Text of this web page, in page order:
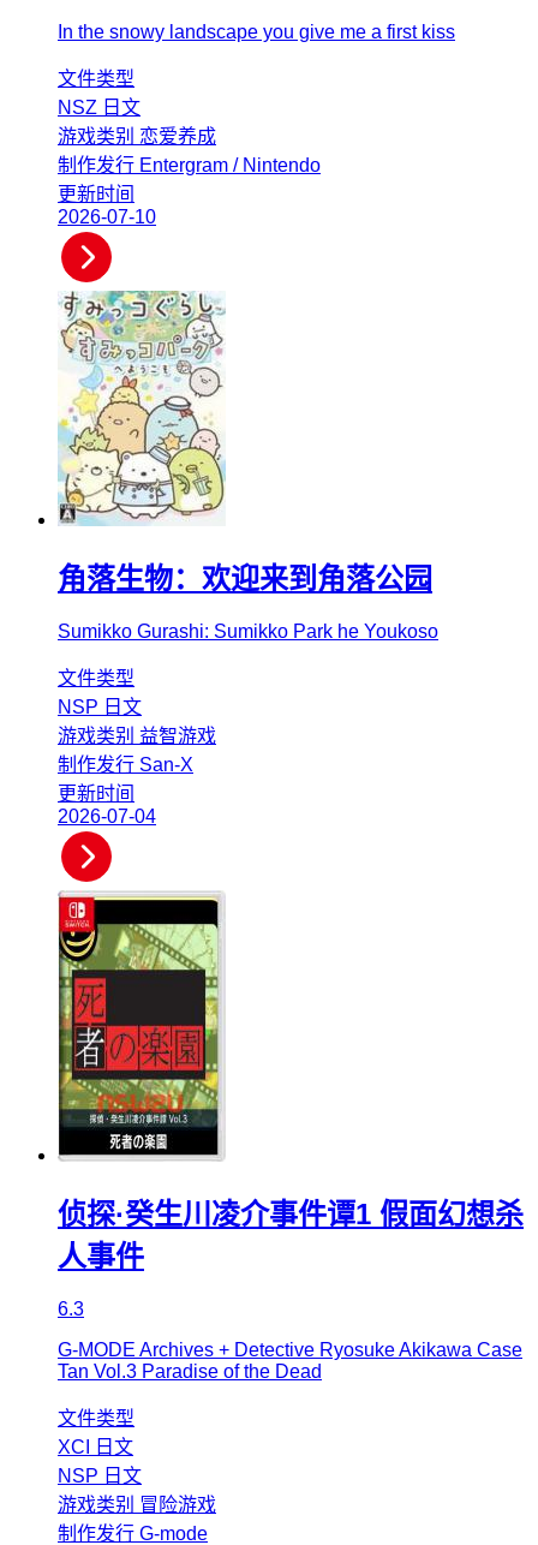
In the snowy landscape you give me a first kiss
文件类型
NSZ 日文
游戏类别 恋爱养成
制作发行 Entergram / Nintendo
更新时间
2026-07-10
角落生物：欢迎来到角落公园
Sumikko Gurashi: Sumikko Park he Youkoso
文件类型
NSP 日文
游戏类别 益智游戏
制作发行 San-X
更新时间
2026-07-04
侦探·癸生川凌介事件谭1 假面幻想杀
人事件
6.3
G-MODE Archives + Detective Ryosuke Akikawa Case
Tan Vol.3 Paradise of the Dead
文件类型
XCI
日文
NSP 日文
游戏类别 冒险游戏
制作发行 G-mode